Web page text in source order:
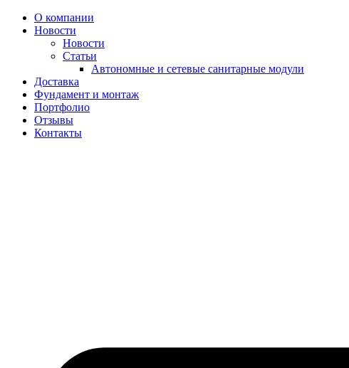
Перейти
содержимому
О компании
Новости
Новости
Статьи
Автономные и сетевые санитарные модули
Доставка
Фундамент и монтаж
Портфолио
Отзывы
Контакты